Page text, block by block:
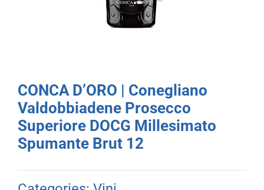
CONCA D’ORO | Conegliano
Valdobbiadene Prosecco
Superiore DOCG Millesimato
Spumante Brut 12